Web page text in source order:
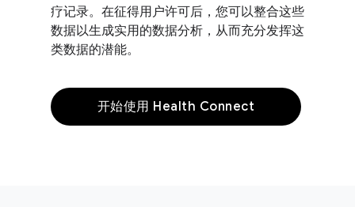
疗记录。在征得用户许可后，您可以整合这些
数据以生成实用的数据分析，从而充分发挥这
类数据的潜能。
开始使用 Health Connect